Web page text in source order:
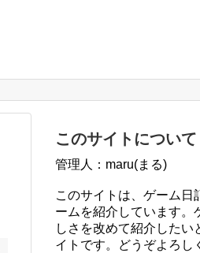
このサイトについて
管理人：maru(まる)
このサイトは、ゲーム日
ームを紹介しています。
しさを改めて紹介したい
イトです。どうぞよろし